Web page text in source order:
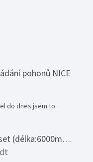
pohonů NICE
5 hvězdiček.
do dnes jsem to
Nerezové zábradlí - set (délka:6000mm x výška:1000mm)
5 hvězdiček.